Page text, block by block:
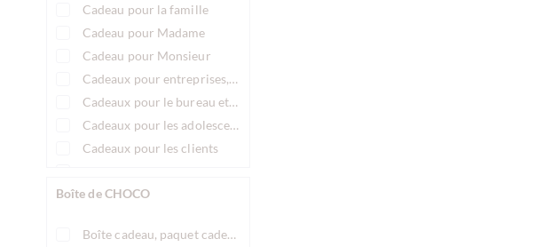
Merci !
Noël
Parti
Pâques
Réveillon du Nouvel An
Saint-Valentin
été
Cadeau pour la famille
Cadeau pour Madame
Cadeau pour Monsieur
Cadeaux pour entreprises, cadeaux d'entreprise
Cadeaux pour le bureau et les collègues
Cadeaux pour les adolescents
Cadeaux pour les clients
Boîte de CHOCO
Boîte cadeau, paquet cadeau en chocolat